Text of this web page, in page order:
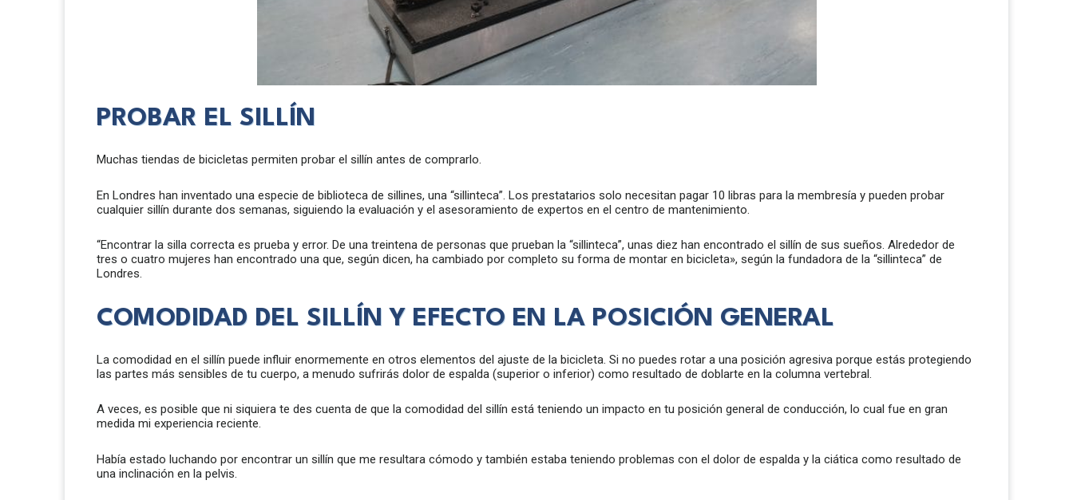
PROBAR EL SILLÍN
Muchas tiendas de bicicletas permiten probar el sillín antes de comprarlo.
En Londres han inventado una especie de biblioteca de sillines, una “sillinteca”. Los prestatarios solo necesitan pagar 10 libras para la membresía y pueden probar
cualquier sillín durante dos semanas, siguiendo la evaluación y el asesoramiento de expertos en el centro de mantenimiento.
“Encontrar la silla correcta es prueba y error. De una treintena de personas que prueban la “sillinteca”, unas diez han encontrado el sillín de sus sueños. Alrededor de
tres o cuatro mujeres han encontrado una que, según dicen, ha cambiado por completo su forma de montar en bicicleta», según la fundadora de la “sillinteca” de
Londres.
COMODIDAD DEL SILLÍN Y EFECTO EN LA POSICIÓN GENERAL
La comodidad en el sillín puede influir enormemente en otros elementos del ajuste de la bicicleta. Si no puedes rotar a una posición agresiva porque estás protegiendo
las partes más sensibles de tu cuerpo, a menudo sufrirás dolor de espalda (superior o inferior) como resultado de doblarte en la columna vertebral.
A veces, es posible que ni siquiera te des cuenta de que la comodidad del sillín está teniendo un impacto en tu posición general de conducción, lo cual fue en gran
medida mi experiencia reciente.
Había estado luchando por encontrar un sillín que me resultara cómodo y también estaba teniendo problemas con el dolor de espalda y la ciática como resultado de
una inclinación en la pelvis.